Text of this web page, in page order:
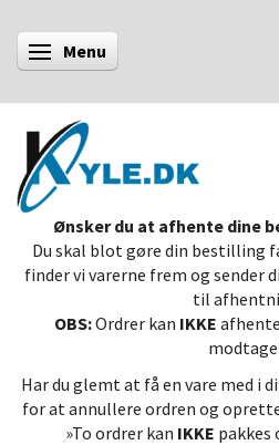
Skifte navigation
Menu
Ønsker du at afhente dine
Du skal blot gøre din bestilling
finder vi varerne frem og sender
til
OBS:Ordrer kan IKKE
Har du glemt at få en vare med i
for at annullere ordren og
»To ordrer kan IKKE pakkes